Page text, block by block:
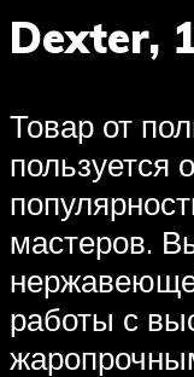
Dexter,
Товар от
пользуется
мастеров.
работы с